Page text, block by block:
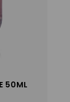
50ML